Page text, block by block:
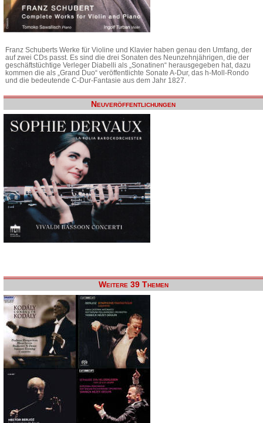
Franz Schuberts Werke für Violine und Klavier haben genau den Umfang, der
auf zwei CDs passt. Es sind die drei Sonaten des Neunzehnjährigen, die der
geschäftstüchtige Verleger Diabelli als „Sonatinen“ herausgegeben hat, dazu
kommen die als „Grand Duo“ veröffentlichte Sonate A-Dur, das h-Moll-Rondo
und die bedeutende C-Dur-Fantasie aus dem Jahr 1827.
Neuveröffentlichungen
Weitere 39 Themen